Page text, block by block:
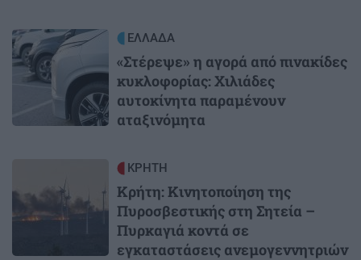
Image ΕΛΛΑΔΑ
«Στέρεψε» η αγορά από πινακίδες
κυκλοφορίας: Χιλιάδες
αυτοκίνητα παραμένουν
αταξινόμητα
ΚΡΗΤΗ
Κρήτη: Κινητοποίηση της
Πυροσβεστικής στη Σητεία –
Πυρκαγιά κοντά σε
εγκαταστάσεις ανεμογεννητριών